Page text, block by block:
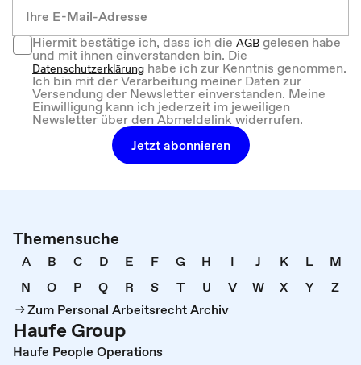
Hiermit bestätige ich, dass ich dieAGBgelesen habe
und mit ihnen einverstanden bin. Die
Datenschutzerklärung habe ich zur Kenntnis genommen.
Ich bin mit der Verarbeitung meiner Daten zur
Versendung der Newsletter einverstanden. Meine
Einwilligung kann ich jederzeit im jeweiligen
Newsletter über den Abmeldelink widerrufen.
Jetzt abonnieren
Themensuche
A B C D E F G H I J K L
M
N
O P Q R S T U V W X Y
Z
Zum Personal Arbeitsrecht Archiv
Haufe Group
Haufe People Operations